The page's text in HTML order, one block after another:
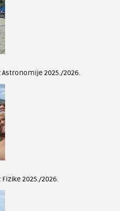
2025./2026.
2025./2026.